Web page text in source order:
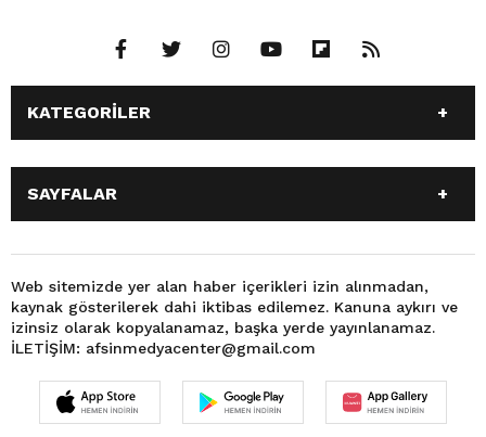
KATEGORİLER
ANASAYFA
GÜNDEM
SİYASET
SPOR
EKONOMİ
TEKNOLOJİ
3. SAYFA
BÜYÜKŞEHİR BELEDİYESİ
DÜNYA
FOTO GALERİ
KÜLTÜR SANAT
MAGAZİN
OTOMOBİL
SAĞLIK
VIDEO GALERİ
YEREL HABERLER
KÜNYE
SAYFALAR
SİYASET
EĞİTİM
SPOR
EKONOMİ
TEKNOLOJİ
3. SAYFA
FOTO GALERİ
KÜLTÜR SANAT
MAGAZİN
OTOMOBİL
Web sitemizde yer alan haber içerikleri izin alınmadan,
kaynak gösterilerek dahi iktibas edilemez. Kanuna aykırı ve
izinsiz olarak kopyalanamaz, başka yerde yayınlanamaz.
İLETİŞİM: afsinmedyacenter@gmail.com